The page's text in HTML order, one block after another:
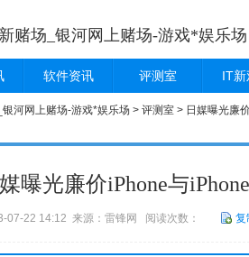
赌场_银河网上赌场-游戏*娱乐场
软件资讯 评测室 IT
河网上赌场-游戏*娱乐场 > 评测室 > 日媒曝光廉
曝光廉价iPhone与
07-22 14:12 来源：雷锋网 阅读次数： 复